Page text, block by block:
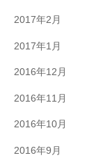
2017年2月
2017年1月
2016年12月
2016年11月
2016年10月
2016年9月